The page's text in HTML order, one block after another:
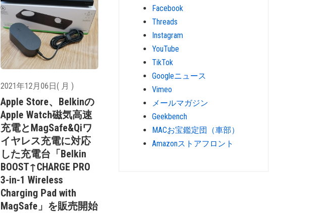
2021年12月06日( 月 )
Apple Store、Belkinの
Apple Watch磁気高速
充電とMagSafe&Qiワ
イヤレス充電に対応
した充電台「Belkin
BOOST↑CHARGE PRO
3-in-1 Wireless
Charging Pad with
MagSafe」を販売開始
Facebook
Threads
Instagram
YouTube
TikTok
Googleニュース
Vimeo
メールマガジン
Geekbench
MACお宝鑑定団（車部）
Amazonストアフロント